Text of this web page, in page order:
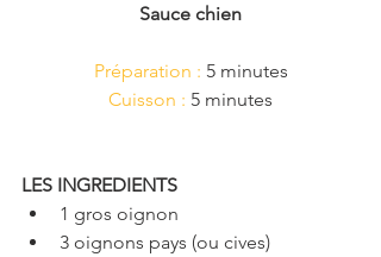
Sauce chien
Préparation : 5 minutes
Cuisson : 5 minutes
LES INGREDIENTS
1 gros oignon
3 oignons pays (ou cives)